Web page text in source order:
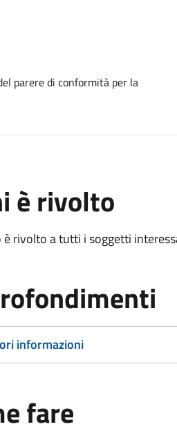
parere di conformità per la
è rivolto
è rivolto a tutti i soggetti
informazioni
fare